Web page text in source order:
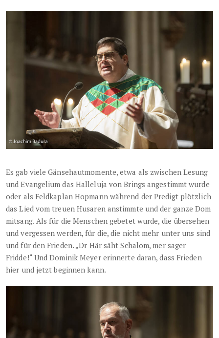
Es gab viele Gänsehautmomente, etwa als zwischen Lesung
und Evangelium das Halleluja von Brings angestimmt wurde
oder als Feldkaplan Hopmann während der Predigt plötzlich
das Lied vom treuen Husaren anstimmte und der ganze Dom
mitsang. Als für die Menschen gebetet wurde, die übersehen
und vergessen werden, für die, die nicht mehr unter uns sind
und für den Frieden. „Dr Här säht Schalom, mer sager
Fridde!“ Und Dominik Meyer erinnerte daran, dass Frieden
hier und jetzt beginnen kann.